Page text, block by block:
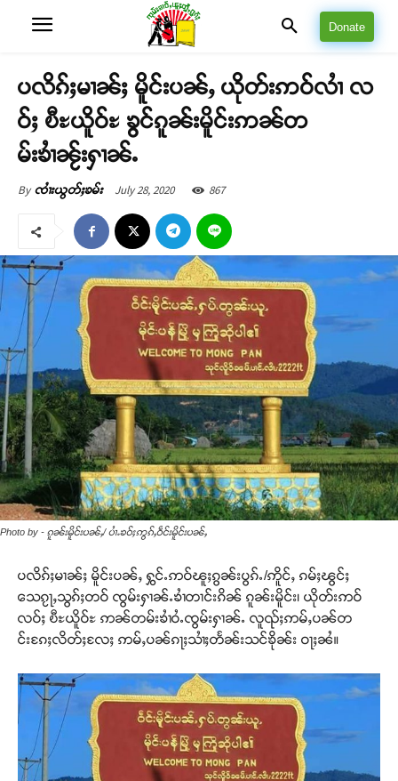
Donate
ပလိၵ်ႈမၢၼ်ႈ မိူင်းပၼ်ႇ ယိုတ်းဢဝ်လၢႆ လ
ဝ်ႈ ၿီႊယိူဝ်ႊ ၶွင်ၵူၼ်းမိူင်းဢၼ်တ
မ်းၶၢႆၼႂ်းႁၢၼ်ႉ
By ၸၢႆးယွတ်ႈၶမ်း July 28, 2020 867
Photo by - ၵူၼ်းမိူင်းပၼ်ႇ/ ပၢႆႉၶဝ်ႈဢွၵ်ႇဝဵင်းမိူင်းပၼ်ႇ
ပလိၵ်ႈမၢၼ်ႈ မိူင်းပၼ်ႇ ႁွင်ႉဢဝ်ၽူႈၵွၼ်းပွၵ်ႉ/ဢိူင်ႇ ၵမ်ႈၽွင်ႈ
သေၵႂႃႇသွၵ်ႈတဝ် ၸွမ်းႁၢၼ်ႉၶၢႆတၢင်းၵိၼ် ၵူၼ်းမိူင်း၊ ယိုတ်းဢဝ်
လဝ်ႈ ၿီႊယိူဝ်ႊ ဢၼ်တမ်းၶၢႆဝႆႉၸွမ်းႁၢၼ်ႉ လူၺ်ႈဢမ်ႇပၼ်တ
င်းၵႄႈလိတ်ႈလႄႈ ဢမ်ႇပၼ်ၵႃႈသၢႆႈတႅၼ်းသင်ၶိုၼ်း ဝႃႈၼႆ။